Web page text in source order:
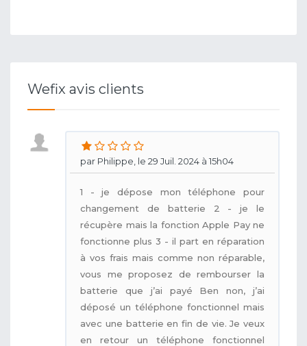
Wefix avis clients
par Philippe, le 29 Juil. 2024 à 15h04
1 - je dépose mon téléphone pour
changement de batterie 2 - je le
récupère mais la fonction Apple Pay ne
fonctionne plus 3 - il part en réparation
à vos frais mais comme non réparable,
vous me proposez de rembourser la
batterie que j’ai payé Ben non, j’ai
déposé un téléphone fonctionnel mais
avec une batterie en fin de vie. Je veux
en retour un téléphone fonctionnel